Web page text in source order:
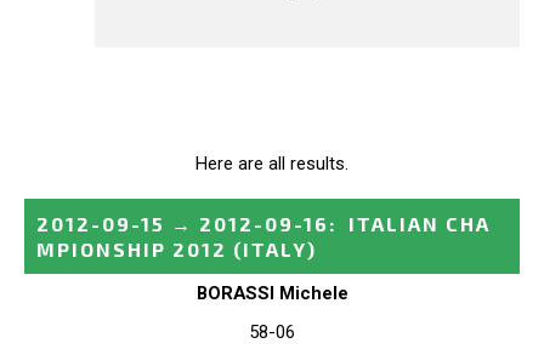
Here are all results.
2012-09-15 → 2012-09-16 :
ITALIAN CHA
MPIONSHIP 2012 (ITALY)
BORASSI Michele
58-06